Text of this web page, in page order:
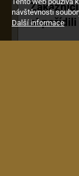
si pořídili
návštěvnosti
Další informace